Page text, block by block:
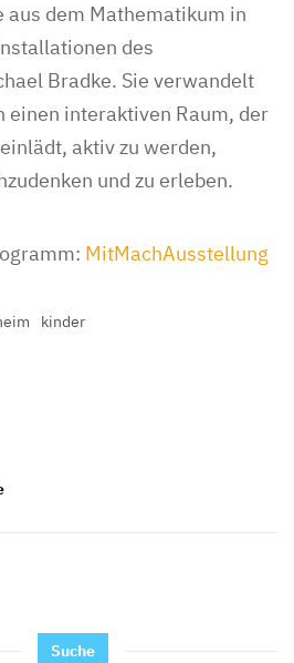
aus dem Mathematikum in
des
Bradke. Sie verwandelt
einen interaktiven Raum, der
aktiv zu werden,
und zu erleben.
MitMachAusstellung
kinder
Suche